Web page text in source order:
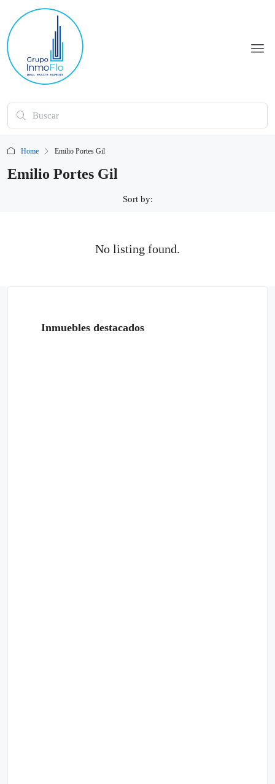
Home Emilio Portes Gil
Emilio Portes Gil
Sort by:
No listing found.
Inmuebles destacados